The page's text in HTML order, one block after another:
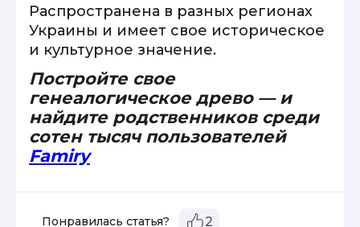
Распространена в разных регионах
Украины и имеет свое историческое
и культурное значение.
Постройте свое
генеалогическое древо — и
найдите родственников среди
сотен тысяч пользователей
Famiry
Понравилась статья? 2